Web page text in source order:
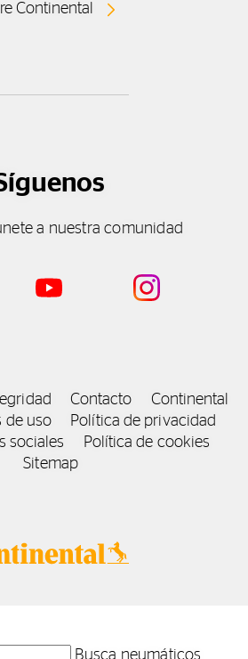
Continental
a nuestra comunidad
Contacto
Continental
de uso
Política de privacidad
sociales
Política de cookies
Sitemap
Busca neumáticos,